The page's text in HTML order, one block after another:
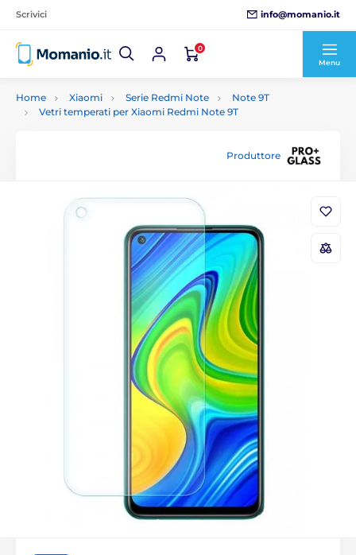
Scrivici info@momanio.it
0
Menu
Home Xiaomi Serie Redmi Note
Note 9T
Vetri temperati per Xiaomi Redmi Note 9T
Produttore